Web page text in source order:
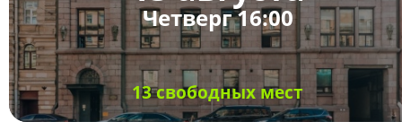
Четверг 16:00
13 свободных мест